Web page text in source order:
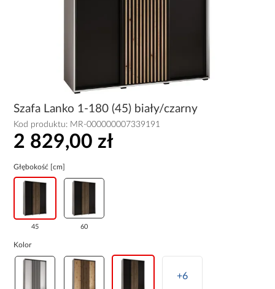
Szafa Lanko 1-180 (45) biały/czarny
Kod produktu: MR-000000007339191
2 829,00 zł
Głębokość [cm]
45 60
Kolor
+6